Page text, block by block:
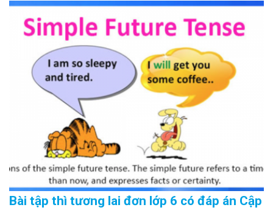
Bài tập thì tương lai đơn lớp 6 có đáp án Cập